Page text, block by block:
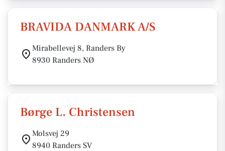
BRAVIDA DANMARK A/S
Mirabellevej 8, Randers By
8930 Randers NØ
Børge L. Christensen
Molsvej 29
8940 Randers SV